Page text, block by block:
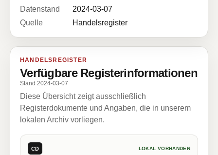
Datenstand
2024-03-07
Quelle
Handelsregister
HANDELSREGISTER
Verfügbare Registerinformationen
Stand 2024-03-07
Diese Übersicht zeigt ausschließlich
Registerdokumente und Angaben, die in unserem
lokalen Archiv vorliegen.
CD LOKAL VORHANDEN